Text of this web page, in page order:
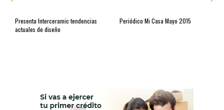
Presenta Interceramic tendencias
actuales de diseño
Periódico Mi Casa Mayo 2015